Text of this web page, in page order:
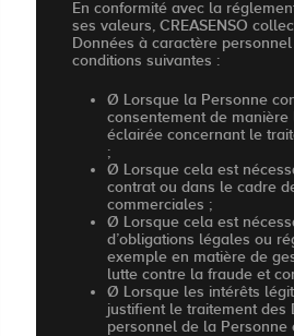
En conformité avec la
ses valeurs, CREASENSO
Données à caractère
conditions suivantes :
Ø Lorsque la Personne
consentement de
éclairée concernant le
;
Ø Lorsque cela est
contrat ou dans le cadre
commerciales ;
Ø Lorsque cela est
d’obligations légales ou
exemple en matière de
lutte contre la fraude et
Ø Lorsque les intérêts
justifient le traitement des
personnel de la Personne